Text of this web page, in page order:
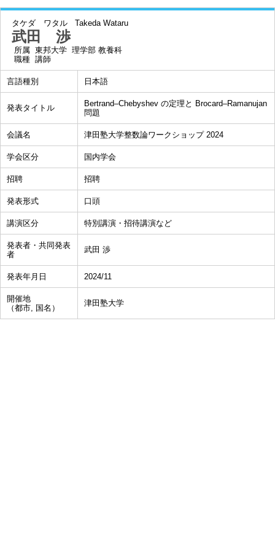
タケダ ワタル Takeda Wataru
武田 渉
所属 東邦大学 理学部 教養科
職種 講師
言語種別 日本語
発表タイトル
Bertrand–Chebyshev の定理と Brocard–Ramanujan
問題
会議名 津田塾大学整数論ワークショップ 2024
学会区分 国内学会
招聘 招聘
発表形式 口頭
講演区分 特別講演・招待講演など
発表者・共同発表
者
武田 渉
発表年月日 2024/11
開催地
（都市, 国名）
津田塾大学